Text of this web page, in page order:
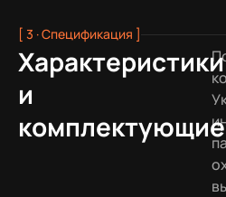
[ 3 · Спецификация ]
Характеристики
и
комплектующие